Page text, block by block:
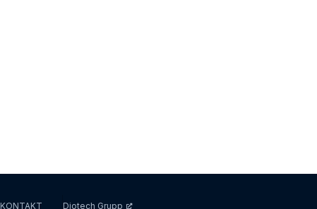
KONTAKT Diotech Grupp